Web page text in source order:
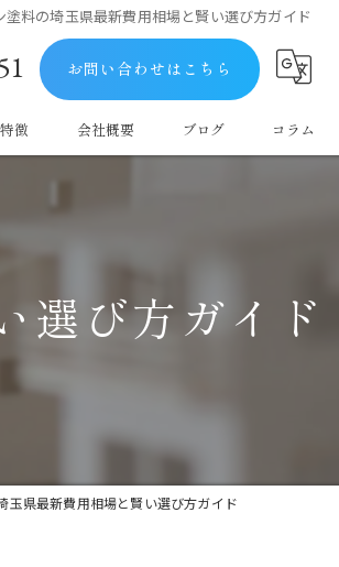
料の埼玉県最新費用相場と賢い選び方ガイド
お問い合わせはこちら
徴
ン
会社概要 ブログ コラム
選び方ガイド
玉県最新費用相場と賢い選び方ガイド